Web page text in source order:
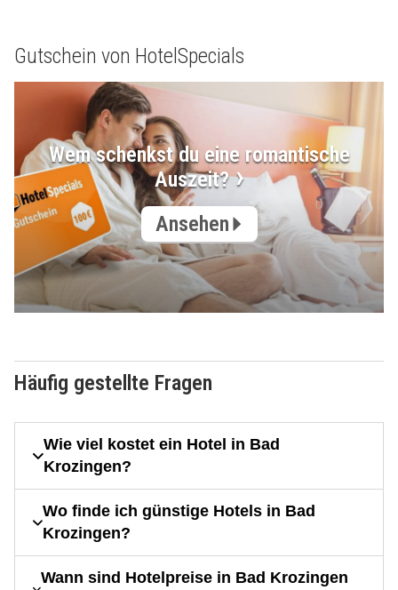
Gutschein von HotelSpecials
Wem schenkst du eine romantische
Auszeit?
Ansehen
Häufig gestellte Fragen
Wie viel kostet ein Hotel in Bad
Krozingen?
Wo finde ich günstige Hotels in Bad
Krozingen?
Wann sind Hotelpreise in Bad Krozingen